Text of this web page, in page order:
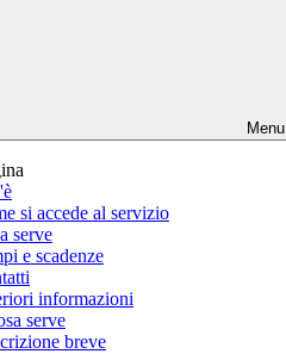
si accede al servizio
serve
e scadenze
informazioni
serve
breve